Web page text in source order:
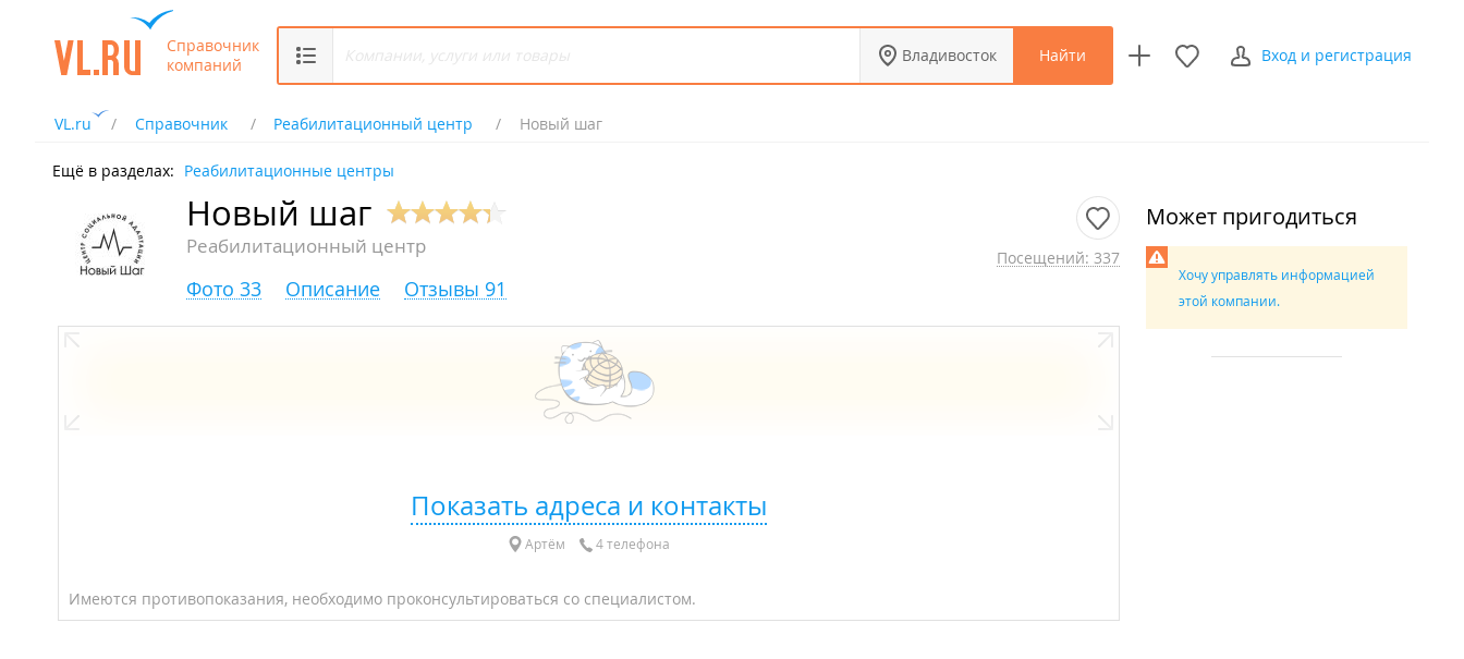
Справочник
компаний
Владивосток Найти Вход и регистрация
VL.ru Справочник Реабилитационный центр Новый шаг
Ещё в разделах: Реабилитационные центры
Новый шаг
Реабилитационный центр Посещений: 337
Фото 33 Описание Отзывы 91
Показать адреса и контакты
Артём 4 телефона
Имеются противопоказания, необходимо проконсультироваться со специалистом.
Может пригодиться
Хочу управлять информацией
этой компании.